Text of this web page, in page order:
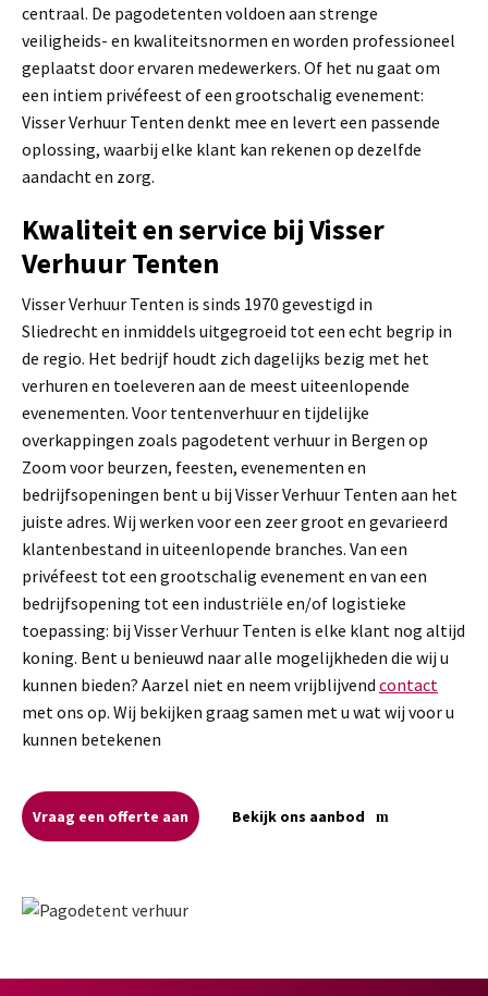
centraal. De pagodetenten voldoen aan strenge
veiligheids- en kwaliteitsnormen en worden professioneel
geplaatst door ervaren medewerkers. Of het nu gaat om
een intiem privéfeest of een grootschalig evenement:
Visser Verhuur Tenten denkt mee en levert een passende
oplossing, waarbij elke klant kan rekenen op dezelfde
aandacht en zorg.
Kwaliteit en service bij Visser
Verhuur Tenten
Visser Verhuur Tenten is sinds 1970 gevestigd in
Sliedrecht en inmiddels uitgegroeid tot een echt begrip in
de regio. Het bedrijf houdt zich dagelijks bezig met het
verhuren en toeleveren aan de meest uiteenlopende
evenementen. Voor tentenverhuur en tijdelijke
overkappingen zoals pagodetent verhuur in Bergen op
Zoom voor beurzen, feesten, evenementen en
bedrijfsopeningen bent u bij Visser Verhuur Tenten aan het
juiste adres. Wij werken voor een zeer groot en gevarieerd
klantenbestand in uiteenlopende branches. Van een
privéfeest tot een grootschalig evenement en van een
bedrijfsopening tot een industriële en/of logistieke
toepassing: bij Visser Verhuur Tenten is elke klant nog altijd
koning. Bent u benieuwd naar alle mogelijkheden die wij u
kunnen bieden? Aarzel niet en neem vrijblijvend contact
met ons op. Wij bekijken graag samen met u wat wij voor u
kunnen betekenen
Vraag een offerte aan Bekijk ons aanbod